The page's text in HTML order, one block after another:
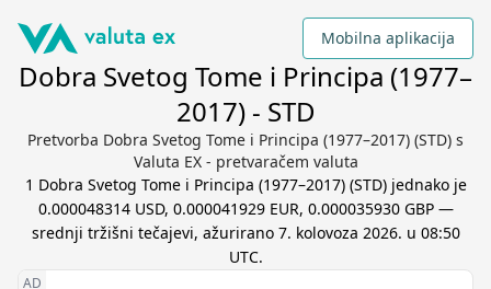
Mobilna aplikacija
Dobra Svetog Tome i Principa (1977–
2017) - STD
Pretvorba Dobra Svetog Tome i Principa (1977–2017) (STD) s
Valuta EX - pretvaračem valuta
1 Dobra Svetog Tome i Principa (1977–2017)(STD) jednako je
0.000048314 USD, 0.000041929 EUR, 0.000035930 GBP—
srednji tržišni tečajevi, ažurirano 7. kolovoza 2026. u 08:50
UTC.